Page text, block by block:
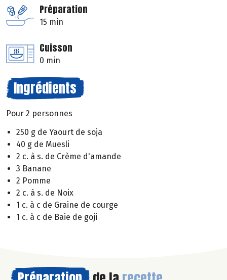
Préparation
15 min
Cuisson
0 min
Ingrédients
Pour 2 personnes
250 g de Yaourt de soja
40 g de Muesli
2 c. à s. de Crème d'amande
3 Banane
2 Pomme
2 c. à s. de Noix
1 c. à c de Graine de courge
1 c. à c de Baie de goji